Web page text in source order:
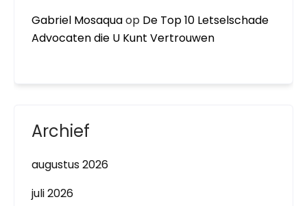
Gabriel Mosaquaop De Top 10 Letselschade
Advocaten die U Kunt Vertrouwen
Archief
augustus 2026
juli 2026